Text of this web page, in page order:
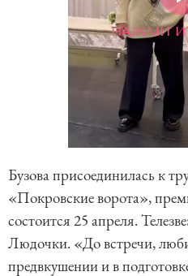
НАЖМИ И
Бузова присоединилась к
«Покровские ворота»,
состоится 25 апреля.
Людочки. «До встречи,
предвкушении и в